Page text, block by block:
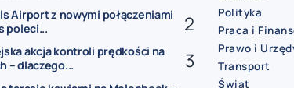
Airport z nowymi połączeniami
poleci...
akcja kontroli prędkości na
– dlaczego...
Polityka
Praca i
Prawo i
Transport
Świat